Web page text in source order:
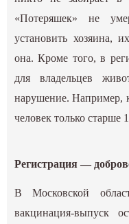
«Потеряшек» не
установить хозяина,
она. Кроме того, в
для владельцев
нарушение. Например,
человек только старше
Регистрация —
В Московской
вакцинация-выпуск